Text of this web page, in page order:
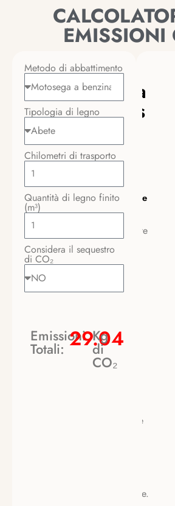
EMISSIONI
Picea
abies
rosso
o
Descrizione
Conifera
ampiamente
diffusa
e
d’Europa.
Alto
fino
espansione
all’altitudine.
Metodo di abbattimento
Tipologia di legno
Chilometri di trasporto
Quantità di legno finito
(m³)
Considera il sequestro
di CO₂
Emissioni
Totali: 29.04
Kg
di
CO₂